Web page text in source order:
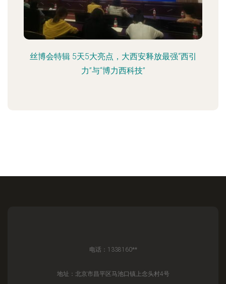
丝博会特辑 5天5大亮点，大西安释放最强“西引
力”与“博力西科技”
电话：1338160**
地址：北京市昌平区马池口镇上念头村4号